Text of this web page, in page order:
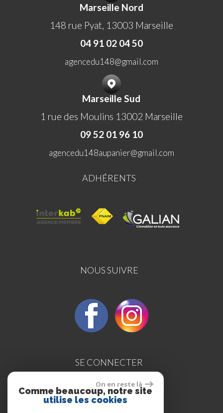
Marseille Nord
148 rue Pyat, 13003 Marseille
04 91 02 04 50
agencedu148@gmail.com
Marseille Sud
1 rue des Moulins 13002 Marseille
09 52 01 96 10
agencedu148aupanier@gmail.com
ADHÉRENTS
NOUS SUIVRE
SE CONNECTER
Espace propriétaires
On en reste là
Comme beaucoup, notre site
utilise les cookies